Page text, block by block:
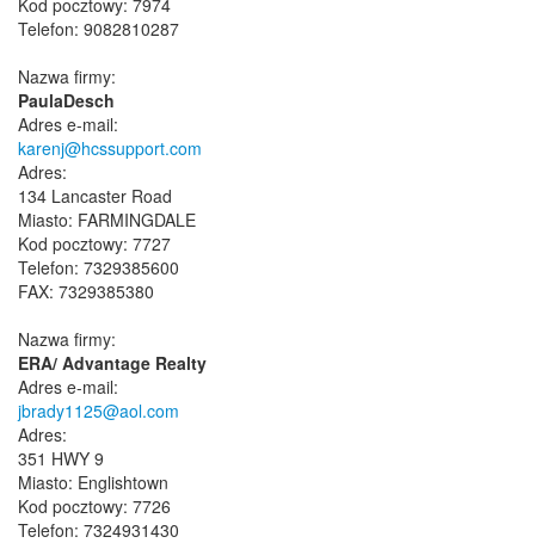
Telefon: 9082810287
Nazwa firmy:
PaulaDesch
Adres e-mail:
karenj@hcssupport.com
Adres:
134 Lancaster Road
Miasto: FARMINGDALE
Kod pocztowy: 7727
Telefon: 7329385600
FAX: 7329385380
Nazwa firmy:
ERA/ Advantage Realty
Adres e-mail:
jbrady1125@aol.com
Adres:
351 HWY 9
Miasto: Englishtown
Kod pocztowy: 7726
Telefon: 7324931430